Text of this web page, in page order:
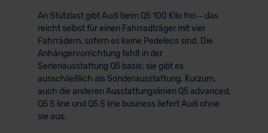
An Stützlast gibt Audi beim Q5 100 Kilo frei – das
reicht selbst für einen Fahrradträger mit vier
Fahrrädern, sofern es keine Pedelecs sind. Die
Anhängervorrichtung fehlt in der
Serienausstattung Q5 basis; sie gibt es
ausschließlich als Sonderausstattung. Kurzum,
auch die anderen Ausstattungslinien Q5 advanced,
Q5 S line und Q5 S line business liefert Audi ohne
sie aus.